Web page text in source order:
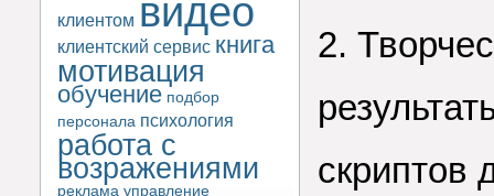
клиентом видео
клиентский сервис книга
мотивация
обучение подбор
персонала психология
работа с
возражениями
реклама управление
2.
скриптов